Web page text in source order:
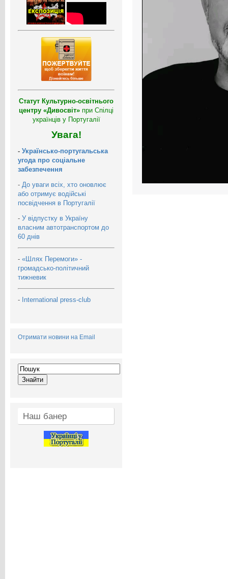
Статут Культурно-освітнього
центру «Дивосвіт» при Спілці
українців у Португалії
Увага!
- Українсько-португальська
угода про соціальне
забезпечення
- До уваги всіх, хто оновлює
або отримує водійські
посвідчення в Португалії
- У відпустку в Україну
власним автотранспортом до
60 днів
- «Шлях Перемоги» -
громадсько-політичний
тижневик
- International press-club
Отримати новини на Email
Наш банер